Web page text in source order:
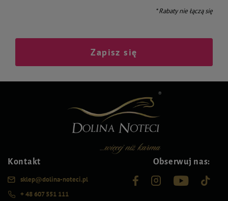
* Rabaty nie łączą się
Zapisz się
Kontakt
sklep@dolina-noteci.pl
+ 48 607 551 111
Obserwuj nas: